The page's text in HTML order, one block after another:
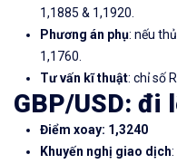
1,1885 & 1,1920.
Phương án phụ: nếu
1,1760.
Tư vấn kĩ thuật: chỉ số
GBP/USD: đi
Điểm xoay: 1,3240
Khuyến nghị giao dịch